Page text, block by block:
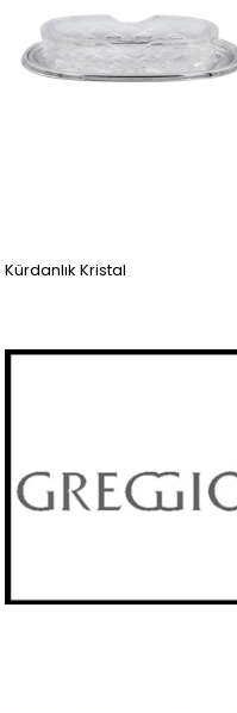
Kürdanlık Kristal